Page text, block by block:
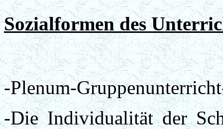
Sozialformen des
-Plenum-
-Die Individualität der